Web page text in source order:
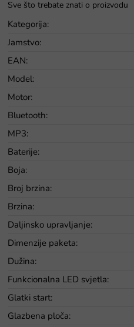
Kategorija:
Jamstvo:
EAN:
Model:
Motor:
Bluetooth:
MP3:
Baterije:
Boja:
Broj brzina:
Brzina:
Daljinsko upravljanje:
Dimenzije paketa:
Dužina:
Funkcionalna LED svjetla:
Glatki start:
Glazbena ploča: